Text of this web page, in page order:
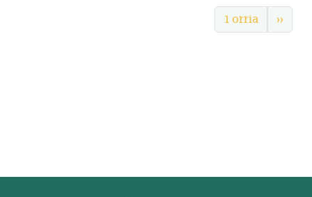
1 orria Next
››